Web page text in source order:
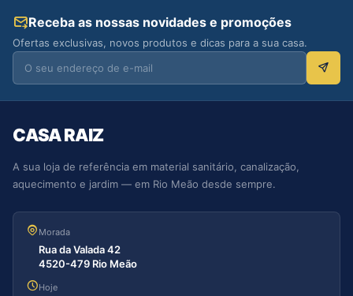
Receba as nossas novidades e promoções
Ofertas exclusivas, novos produtos e dicas para a sua casa.
CASA RAIZ
A sua loja de referência em material sanitário, canalização,
aquecimento e jardim — em Rio Meão desde sempre.
Morada
Rua da Valada 42
4520-479 Rio Meão
Hoje